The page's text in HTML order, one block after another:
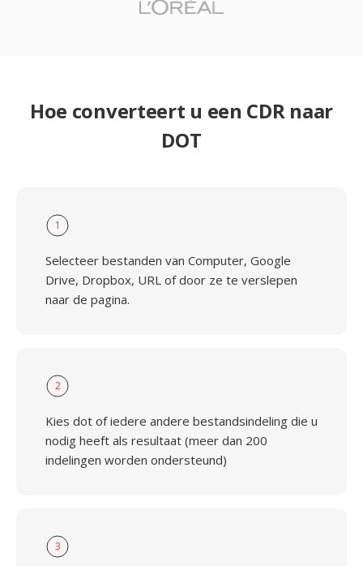
Hoe converteert u een CDR naar
DOT
1
Selecteer bestanden van Computer, Google
Drive, Dropbox, URL of door ze te verslepen
naar de pagina.
2
Kies dot of iedere andere bestandsindeling die u
nodig heeft als resultaat (meer dan 200
indelingen worden ondersteund)
3